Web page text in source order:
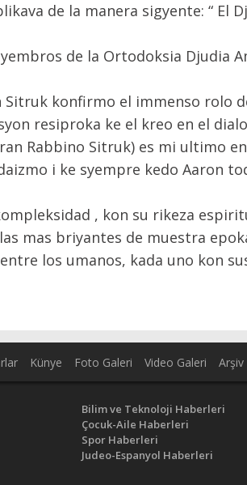
de la manera sigyente: “ El
de la Ortodoksia Djudia
Sitruk konfirmo el immenso rolo
resiproka ke el kreo en el
Rabbino Sitruk) es mi ultimo
i ke syempre kedo Aaron
, kon su rikeza
mas briyantes de muestra
los umanos, kada uno kon
Künye Foto Galeri Video Galeri Arşiv
Bilim ve Teknoloji Haberleri
Çocuk-Aile Haberleri
Spor Haberleri
Judeo-Espanyol Haberleri